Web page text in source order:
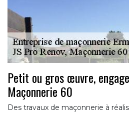
Petit ou gros œuvre,
Maçonnerie 60
Des travaux de maçonnerie à